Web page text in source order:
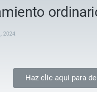
2024.
Haz clic aquí para